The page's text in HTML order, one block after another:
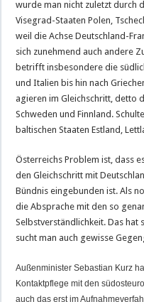
wurde man nicht zuletzt durch
Visegrad-Staaten Polen,
weil die Achse Deutschland-
sich zunehmend auch andere
betrifft insbesondere die
und Italien bis hin nach
agieren im Gleichschritt, detto
Schweden und Finnland.
baltischen Staaten Estland,
Österreichs Problem ist, dass
den Gleichschritt mit
Bündnis eingebunden ist. Als
die Absprache mit den so
Selbstverständlichkeit. Das
sucht man auch gewisse
Außenminister Sebastian Kurz
Kontaktpflege mit den
auch das erst im